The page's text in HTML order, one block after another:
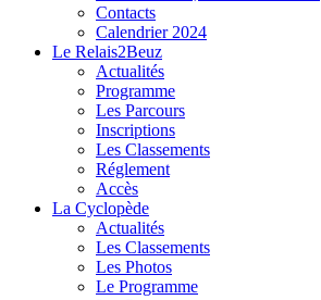
Contacts
Calendrier 2024
Le Relais2Beuz
Actualités
Programme
Les Parcours
Inscriptions
Les Classements
Réglement
Accès
La Cyclopède
Actualités
Les Classements
Les Photos
Le Programme